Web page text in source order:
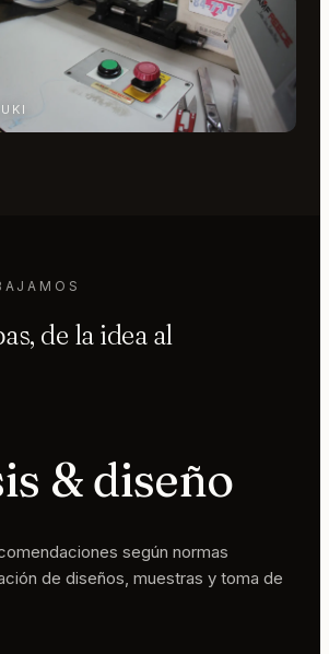
de la idea al
& diseño
según normas
de diseños, muestras y toma de